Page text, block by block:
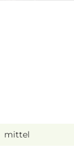
mittel